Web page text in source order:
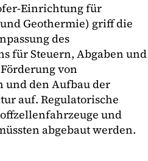
Einrichtung für
Geothermie) griff die
des
für Steuern, Abgaben und
von
und den Aufbau der
auf. Regulatorische
und
abgebaut werden.